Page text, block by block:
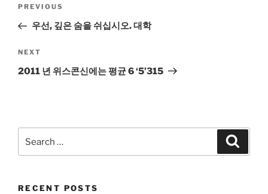
Previous
Post
PREVIOUS
우선, 깊은 숨을 쉬십시오. 대학
Next
Post
NEXT
2011 년 위스콘신에는 평균 6 ‘5’315
for:
RECENT POSTS